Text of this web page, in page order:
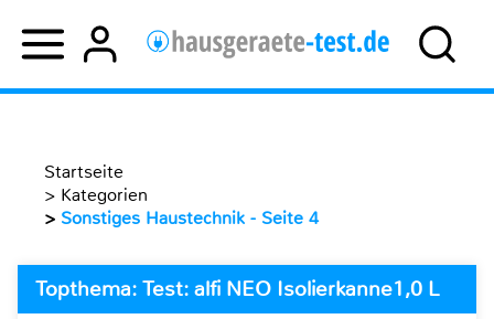
Startseite
> Kategorien
> Sonstiges Haustechnik - Seite 4
Topthema: Test: alfi NEO Isolierkanne1,0 L